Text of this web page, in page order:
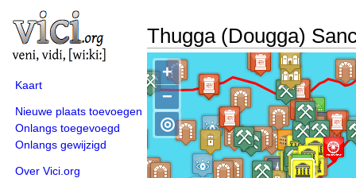
Kaart
Nieuwe plaats toevoegen
Onlangs toegevoegd
Onlangs gewijzigd
Over Vici.org
Thugga (Dougga)
+
−
◎